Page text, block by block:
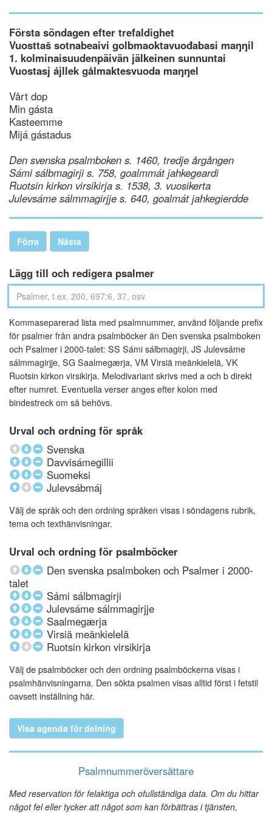
Första söndagen efter trefaldighet
Vuosttaš sotnabeaivi golbmaoktavuođabasi maŋŋil
1. kolminaisuudenpäivän jälkeinen sunnuntai
Vuostasj ájllek gålmaktesvuoda maŋŋel
Vårt dop
Min gásta
Kasteemme
Mijá gástadus
Den svenska psalmboken s. 1460, tredje årgången
Sámi sálbmagirji s. 758, goalmmát jahkegeardi
Ruotsin kirkon virsikirja s. 1538, 3. vuosikerta
Julevsáme sálmmagirjje s. 640, goalmát jahkegierdde
Förra Nästa
Lägg till och redigera psalmer
Kommaseparerad lista med psalmnummer, använd följande prefix
för psalmer från andra psalmböcker än Den svenska psalmboken
och Psalmer i 2000-talet: SS Sámi sálbmagirji, JS Julevsáme
sálmmagirjje, SG Saalmegærja, VM Virsiä meänkielelä, VK
Ruotsin kirkon virsikirja. Melodivariant skrivs med a och b direkt
efter numret. Eventuella verser anges efter kolon med
bindestreck om så behövs.
Urval och ordning för språk
Svenska
Davvisámegillii
Suomeksi
Julevsábmáj
Välj de språk och den ordning språken visas i söndagens rubrik,
tema och texthänvisningar.
Urval och ordning för psalmböcker
Den svenska psalmboken och Psalmer i 2000-
talet
Sámi sálbmagirji
Julevsáme sálmmagirjje
Saalmegærja
Virsiä meänkielelä
Ruotsin kirkon virsikirja
Välj de psalmböcker och den ordning psalmböckerna visas i
psalmhänvisningarna. Den sökta psalmen visas alltid först i fetstil
oavsett inställning här.
Visa agenda för delning
Psalmnummeröversättare
Med reservation för felaktiga och ofullständiga data. Om du hittar
något fel eller tycker att något som kan förbättras i tjänsten,